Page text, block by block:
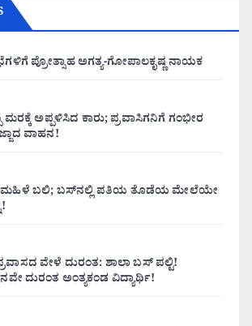
ಪ್ರೋತ್ಸಾಹ ಅಗತ್ಯ-ಗೋಪಾಲಕೃಷ್ಣ ನಾಯಕ
ಅಪ್ಪಳಿಸಿದ ಕಾರು; ಪ್ರವಾಸಿಗನಿಗೆ ಗಂಭೀರ
ವಾಹನ!
ಮಹಿಳೆ ಬಲಿ; ಬಸ್‌ನಲ್ಲಿ ಪತಿಯ ತೊಡೆಯ ಮೇಲೆಯೇ
ವೇಳೆ ದುರಂತ: ಶಾಲಾ ಬಸ್ ಪಲ್ಟಿ!
ದುರಂತ ಅಂತ್ಯಕಂಡ ವಿದ್ಯಾರ್ಥಿ!